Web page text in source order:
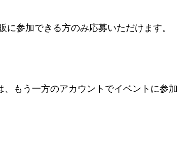
参加できる方のみ応募いただけます。
もう一方のアカウントでイベントに参加